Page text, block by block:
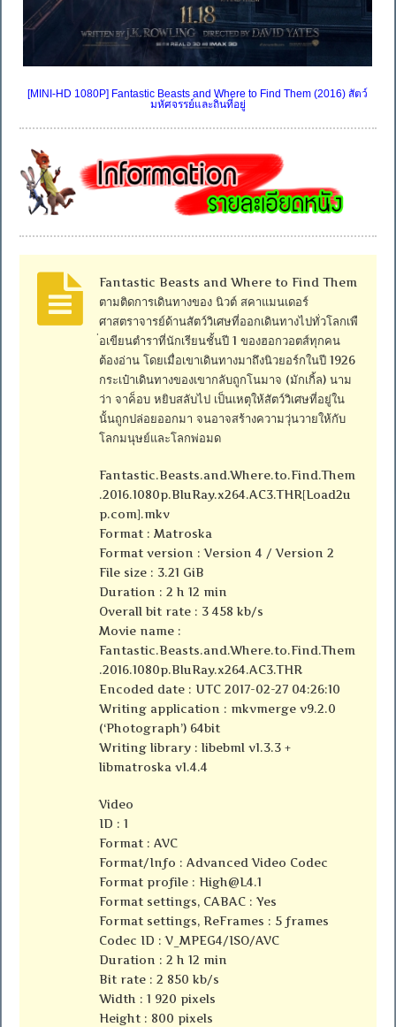
[MINI-HD 1080P] Fantastic Beasts and Where to Find Them (2016) สัตว์
มหัศจรรย์และถิ่นที่อยู่
Fantastic Beasts and Where to Find Them
ตามติดการเดินทางของ นิวต์ สคาแมนเดอร์
ศาสตราจารย์ด้านสัตว์วิเศษที่ออกเดินทางไปทั่วโลกเพื
่อเขียนตำราที่นักเรียนชั้นปี 1 ของฮอกวอตส์ทุกคน
ต้องอ่าน โดยเมื่อเขาเดินทางมาถึงนิวยอร์กในปี 1926
กระเป๋าเดินทางของเขากลับถูกโนมาจ (มักเกิ้ล) นาม
ว่า จาค็อบ หยิบสลับไป เป็นเหตุให้สัตว์วิเศษที่อยู่ใน
นั้นถูกปล่อยออกมา จนอาจสร้างความวุ่นวายให้กับ
โลกมนุษย์และโลกพ่อมด
Fantastic.Beasts.and.Where.to.Find.Them
.2016.1080p.BluRay.x264.AC3.THR[Load2u
p.com].mkv
Format : Matroska
Format version : Version 4 / Version 2
File size : 3.21 GiB
Duration : 2 h 12 min
Overall bit rate : 3 458 kb/s
Movie name :
Fantastic.Beasts.and.Where.to.Find.Them
.2016.1080p.BluRay.x264.AC3.THR
Encoded date : UTC 2017-02-27 04:26:10
Writing application : mkvmerge v9.2.0
(‘Photograph’) 64bit
Writing library : libebml v1.3.3 +
libmatroska v1.4.4
Video
ID : 1
Format : AVC
Format/Info : Advanced Video Codec
Format profile :High@L4.1
Format settings, CABAC : Yes
Format settings, ReFrames : 5 frames
Codec ID : V_MPEG4/ISO/AVC
Duration : 2 h 12 min
Bit rate : 2 850 kb/s
Width : 1 920 pixels
Height : 800 pixels